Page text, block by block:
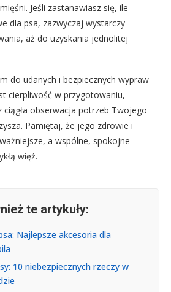
Jeśli zastanawiasz się, ile
dla psa, zazwyczaj wystarczy
aż do uzyskania jednolitej
do udanych i bezpiecznych wypraw
cierpliwość w przygotowaniu,
obserwacja potrzeb Twojego
Pamiętaj, że jego zdrowie i
a wspólne, spokojne
więź.
te artykuły:
Najlepsze akcesoria dla
10 niebezpiecznych rzeczy w